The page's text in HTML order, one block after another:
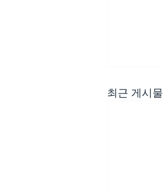
최근 게시물